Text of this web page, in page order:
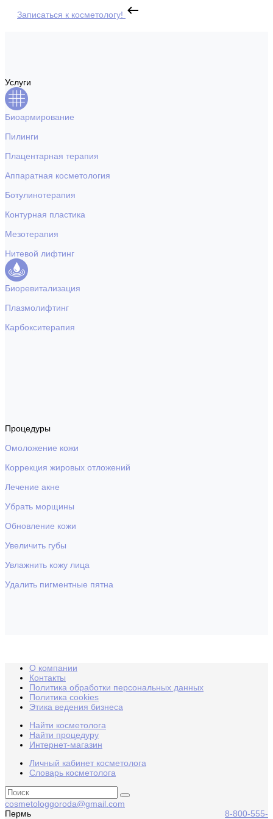
Записаться к косметологу!
Услуги
Биоармирование
Пилинги
Плацентарная терапия
Аппаратная косметология
Ботулинотерапия
Контурная пластика
Мезотерапия
Нитевой лифтинг
Биоревитализация
Плазмолифтинг
Карбокситерапия
Процедуры
Омоложение кожи
Коррекция жировых отложений
Лечение акне
Убрать морщины
Обновление кожи
Увеличить губы
Увлажнить кожу лица
Удалить пигментные пятна
О компании
Контакты
Политика обработки персональных данных
Политика cookies
Этика ведения бизнеса
Найти косметолога
Найти процедуру
Интернет-магазин
Личный кабинет косметолога
Словарь косметолога
cosmetologgoroda@gmail.com
Пермь
8-800-555-